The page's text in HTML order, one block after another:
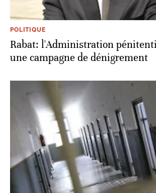
POLITIQUE
Rabat: l'Administration
une campagne de dénigrement